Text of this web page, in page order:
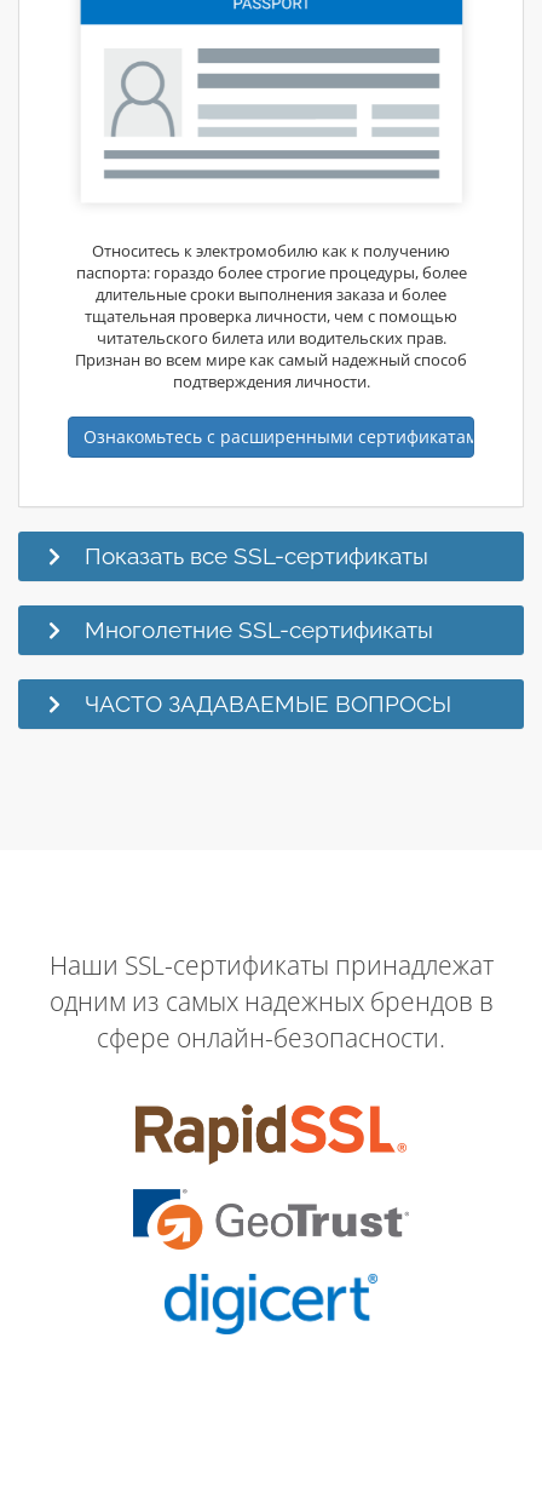
Относитесь к электромобилю как к получению
паспорта: гораздо более строгие процедуры, более
длительные сроки выполнения заказа и более
тщательная проверка личности, чем с помощью
читательского билета или водительских прав.
Признан во всем мире как самый надежный способ
подтверждения личности.
Ознакомьтесь с расширенными сертификатами
Показать все SSL-сертификаты
Многолетние SSL-сертификаты
ЧАСТО ЗАДАВАЕМЫЕ ВОПРОСЫ
Наши SSL-сертификаты принадлежат
одним из самых надежных брендов в
сфере онлайн-безопасности.